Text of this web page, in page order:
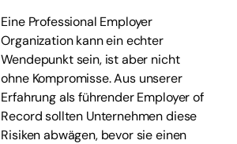
Eine Professional Employer
Organization kann ein echter
Wendepunkt sein, ist aber nicht
ohne Kompromisse. Aus unserer
Erfahrung als führender Employer of
Record sollten Unternehmen diese
Risiken abwägen, bevor sie einen